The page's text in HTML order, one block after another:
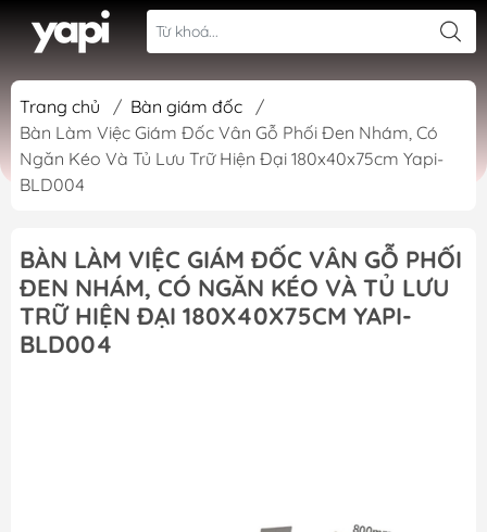
Trang chủ / Bàn giám đốc
/
Bàn Làm Việc Giám Đốc Vân Gỗ Phối Đen Nhám, Có
Ngăn Kéo Và Tủ Lưu Trữ Hiện Đại 180x40x75cm Yapi-
BLD004
BÀN LÀM VIỆC GIÁM ĐỐC VÂN GỖ PHỐI
ĐEN NHÁM, CÓ NGĂN KÉO VÀ TỦ LƯU
TRỮ HIỆN ĐẠI 180X40X75CM YAPI-
BLD004